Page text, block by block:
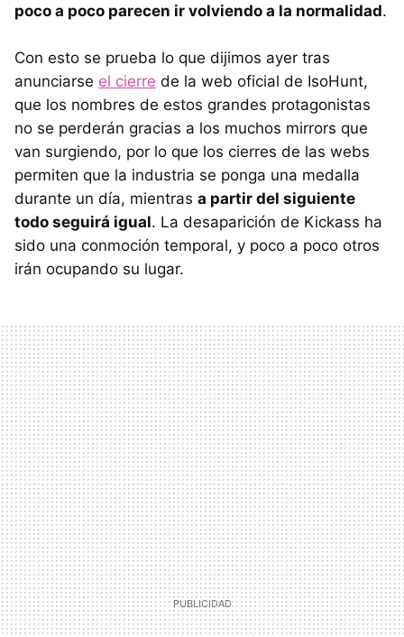
poco a poco parecen ir volviendo a la normalidad.
Con esto se prueba lo que dijimos ayer tras
anunciarse el cierre de la web oficial de IsoHunt,
que los nombres de estos grandes protagonistas
no se perderán gracias a los muchos mirrors que
van surgiendo, por lo que los cierres de las webs
permiten que la industria se ponga una medalla
durante un día, mientras a partir del siguiente
todo seguirá igual. La desaparición de Kickass ha
sido una conmoción temporal, y poco a poco otros
irán ocupando su lugar.